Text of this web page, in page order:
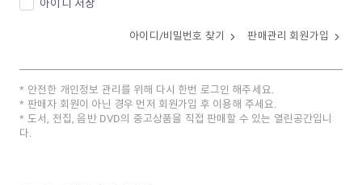
아이디 저장
아이디/비밀번호 찾기 판매관리 회원가입
안전한 개인정보 관리를 위해 다시 한번 로그인 해주세요.
판매자 회원이 아닌 경우 먼저 회원가입 후 이용해 주세요.
도서, 전집, 음반 DVD의 중고상품을 직접 판매할 수 있는 열린공간입니
다.